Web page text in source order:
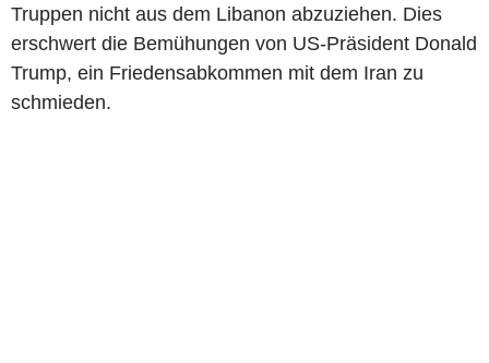
Truppen nicht aus dem Libanon abzuziehen. Dies
erschwert die Bemühungen von US-Präsident Donald
Trump, ein Friedensabkommen mit dem Iran zu
schmieden.